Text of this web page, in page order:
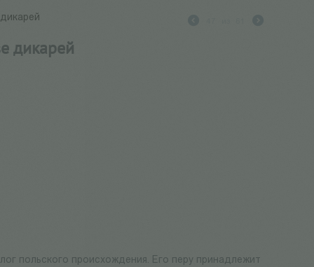
дикарей
польского происхождения. Его перу принадлежит